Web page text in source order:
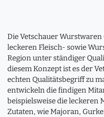
Die Vetschauer
leckeren Fleisch- sowie
Region unter ständiger
diesem Konzept ist es der
echten Qualitätsbegriff zu
entwickeln die findigen
beispielsweise die
Zutaten, wie Majoran,